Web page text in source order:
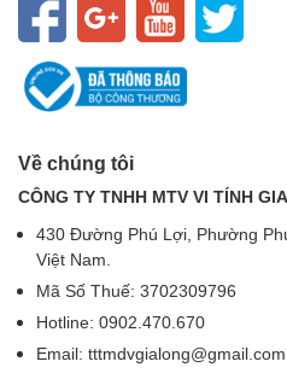
Về chúng tôi
CÔNG TY TNHH MTV VI TÍNH
430 Đường Phú Lợi, Phường
Việt Nam.
Mã Số Thuế: 3702309796
Hotline: 0902.470.670
Email: tttmdvgialong@gmail.com